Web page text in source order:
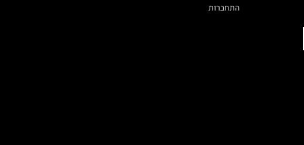
התחברות